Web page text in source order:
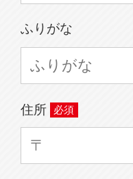
ふりがな
住所